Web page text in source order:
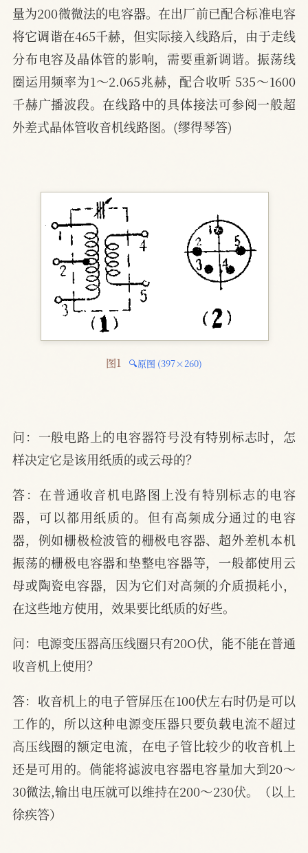
量为200微微法的电容器。在出厂前已配合标准电容
将它调谐在465千赫，但实际接入线路后，由于走线
分布电容及晶体管的影响，需要重新调谐。振荡线
圈运用频率为1～2.065兆赫，配合收听 535～1600
千赫广播波段。在线路中的具体接法可参阅一般超
外差式晶体管收音机线路图。(缪得琴答)
图1 🔍原图 (397×260)
问：一般电路上的电容器符号没有特别标志时，怎
样决定它是该用纸质的或云母的？
答：在普通收音机电路图上没有特别标志的电容
器，可以都用纸质的。但有高频成分通过的电容
器，例如栅极检波管的栅极电容器、超外差机本机
振荡的栅极电容器和垫整电容器等，一般都使用云
母或陶瓷电容器，因为它们对高频的介质损耗小，
在这些地方使用，效果要比纸质的好些。
问：电源变压器高压线圈只有20O伏，能不能在普通
收音机上使用？
答：收音机上的电子管屏压在100伏左右时仍是可以
工作的，所以这种电源变压器只要负载电流不超过
高压线圈的额定电流，在电子管比较少的收音机上
还是可用的。倘能将滤波电容器电容量加大到20～
30微法,输出电压就可以维持在200～230伏。（以上
徐疾答）